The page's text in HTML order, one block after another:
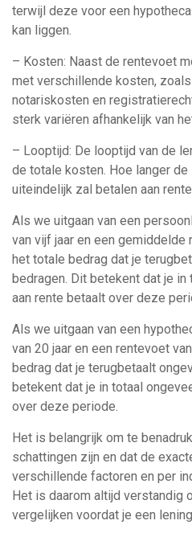
terwijl deze voor een
kan liggen.
– Kosten: Naast de rentevoet
met verschillende kosten,
notariskosten en
sterk variëren afhankelijk van
– Looptijd: De looptijd van de
de totale kosten. Hoe langer
uiteindelijk zal betalen aan
Als we uitgaan van een
van vijf jaar en een gemiddelde
het totale bedrag dat je
bedragen. Dit betekent dat je
aan rente betaalt over deze
Als we uitgaan van een
van 20 jaar en een rentevoet
bedrag dat je terugbetaalt
betekent dat je in totaal
over deze periode.
Het is belangrijk om te
schattingen zijn en dat de
verschillende factoren en per
Het is daarom altijd verstandig
vergelijken voordat je een